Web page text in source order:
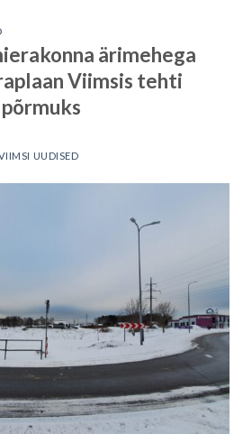
ärimehega
Viimsis tehti
UUDISED